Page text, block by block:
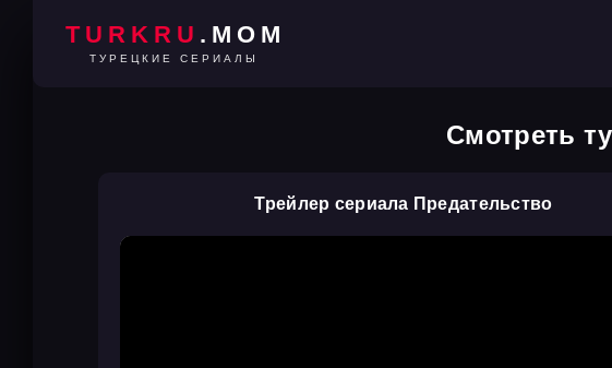
TURKRU .MOM
ТУРЕЦКИЕ СЕРИАЛЫ
Смотреть
Трейлер сериала Предательство